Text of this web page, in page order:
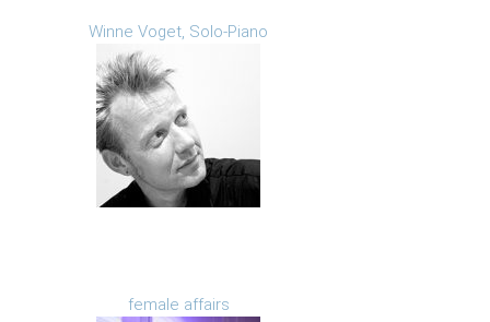
Winne Voget, Solo-Piano
female affairs